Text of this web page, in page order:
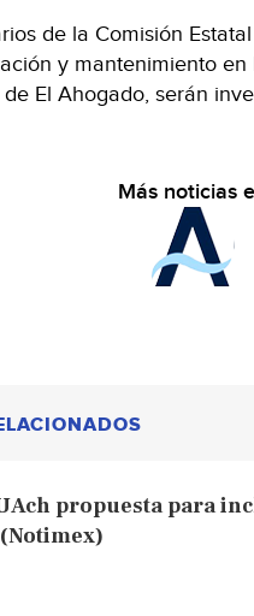
de la Comisión
y mantenimiento
El Ahogado, serán
Más noticias
propuesta para